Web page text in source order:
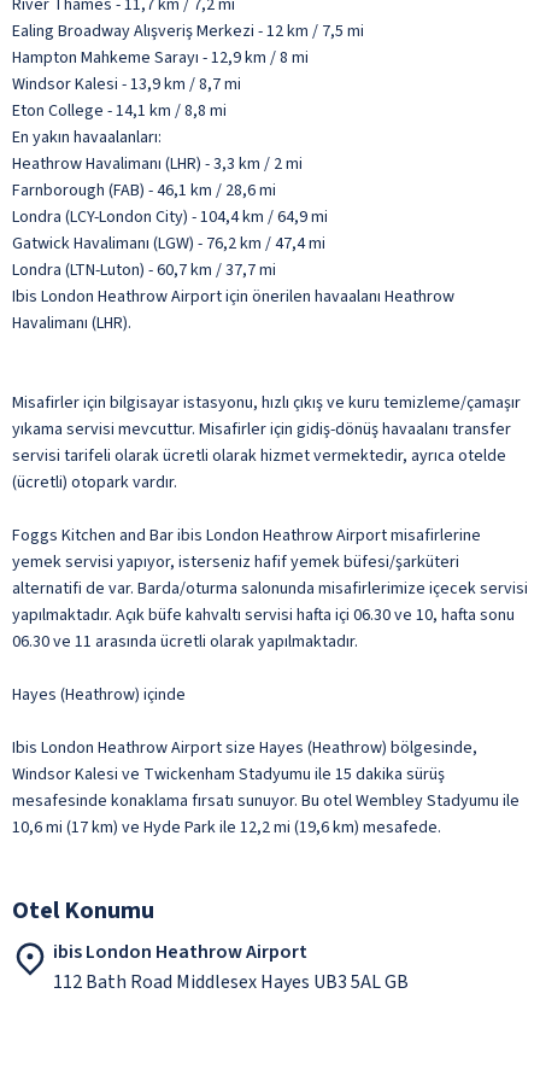
Ealing Broadway Alışveriş Merkezi - 12 km / 7,5 mi
Hampton Mahkeme Sarayı - 12,9 km / 8 mi
Windsor Kalesi - 13,9 km / 8,7 mi
Eton College - 14,1 km / 8,8 mi
En yakın havaalanları:
Heathrow Havalimanı (LHR) - 3,3 km / 2 mi
Farnborough (FAB) - 46,1 km / 28,6 mi
Londra (LCY-London City) - 104,4 km / 64,9 mi
Gatwick Havalimanı (LGW) - 76,2 km / 47,4 mi
Londra (LTN-Luton) - 60,7 km / 37,7 mi
Ibis London Heathrow Airport için önerilen havaalanı Heathrow
Havalimanı (LHR).
Misafirler için bilgisayar istasyonu, hızlı çıkış ve kuru temizleme/çamaşır
yıkama servisi mevcuttur. Misafirler için gidiş-dönüş havaalanı transfer
servisi tarifeli olarak ücretli olarak hizmet vermektedir, ayrıca otelde
(ücretli) otopark vardır.
Foggs Kitchen and Bar ibis London Heathrow Airport misafirlerine
yemek servisi yapıyor, isterseniz hafif yemek büfesi/şarküteri
alternatifi de var. Barda/oturma salonunda misafirlerimize içecek servisi
yapılmaktadır. Açık büfe kahvaltı servisi hafta içi 06.30 ve 10, hafta sonu
06.30 ve 11 arasında ücretli olarak yapılmaktadır.
Hayes (Heathrow) içinde
Ibis London Heathrow Airport size Hayes (Heathrow) bölgesinde,
Windsor Kalesi ve Twickenham Stadyumu ile 15 dakika sürüş
mesafesinde konaklama fırsatı sunuyor. Bu otel Wembley Stadyumu ile
10,6 mi (17 km) ve Hyde Park ile 12,2 mi (19,6 km) mesafede.
Otel Konumu
ibis London Heathrow Airport
112 Bath Road Middlesex Hayes UB3 5AL GB